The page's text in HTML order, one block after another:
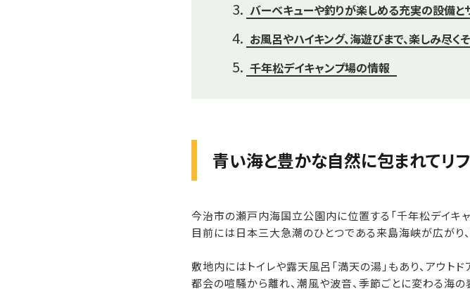
バーベキューや釣りが楽しめる充実の設備と
お風呂やハイキング、海遊びまで、楽しみ尽く
千年松デイキャンプ場の情報
青い海と豊かな自然に包まれてリ
今治市の瀬戸内海国立公園内に位置する「千年松デイキ
目前には日本三大急潮のひとつである来島海峡が広がり
敷地内にはトイレや露天風呂「満天の湯」もあり、アウト
都会の喧騒から離れ、潮風や波音、季節ごとに変わる海